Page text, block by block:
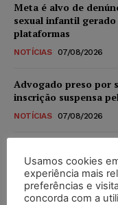
Meta é alvo de
sexual infantil
plataformas
NOTÍCIAS 07/08/2026
Advogado preso por
inscrição suspensa
NOTÍCIAS 07/08/2026
novos para pessoas
níveis
DIREITO TRIBUTÁRIO
Usamos cookies
experiência mais
preferências e
concorda com a